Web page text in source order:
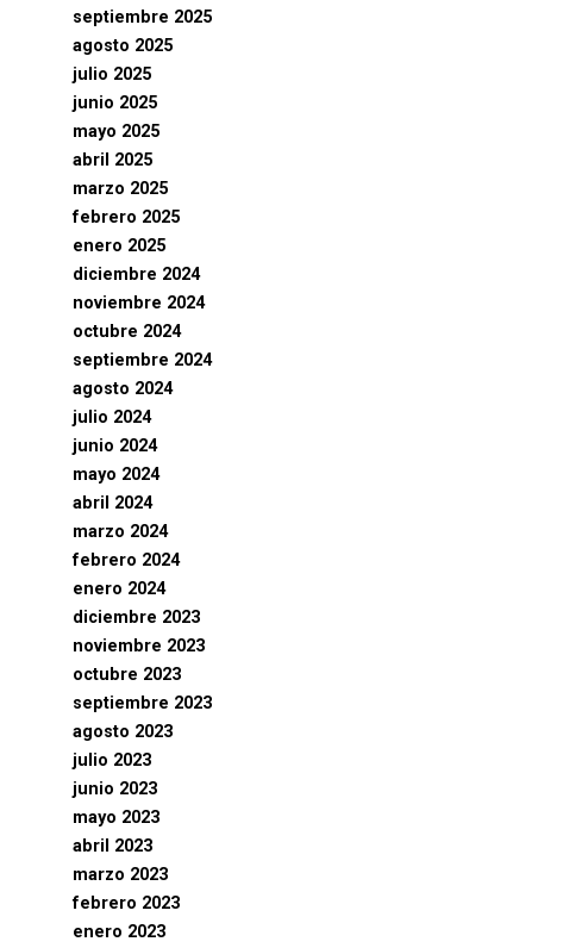
septiembre 2025
agosto 2025
julio 2025
junio 2025
mayo 2025
abril 2025
marzo 2025
febrero 2025
enero 2025
diciembre 2024
noviembre 2024
octubre 2024
septiembre 2024
agosto 2024
julio 2024
junio 2024
mayo 2024
abril 2024
marzo 2024
febrero 2024
enero 2024
diciembre 2023
noviembre 2023
octubre 2023
septiembre 2023
agosto 2023
julio 2023
junio 2023
mayo 2023
abril 2023
marzo 2023
febrero 2023
enero 2023